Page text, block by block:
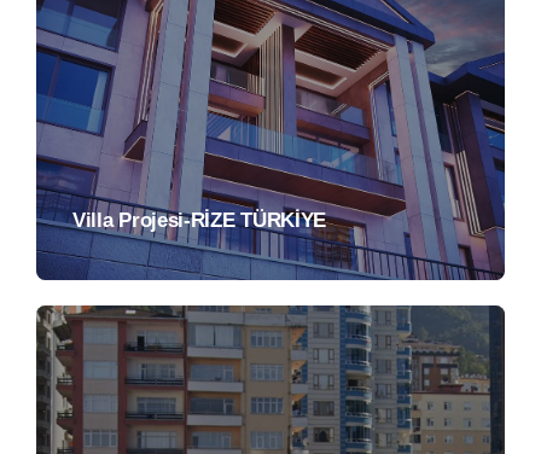
Villa Projesi-RİZE TÜRKİYE